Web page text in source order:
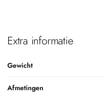
Extra informatie
Gewicht
Afmetingen